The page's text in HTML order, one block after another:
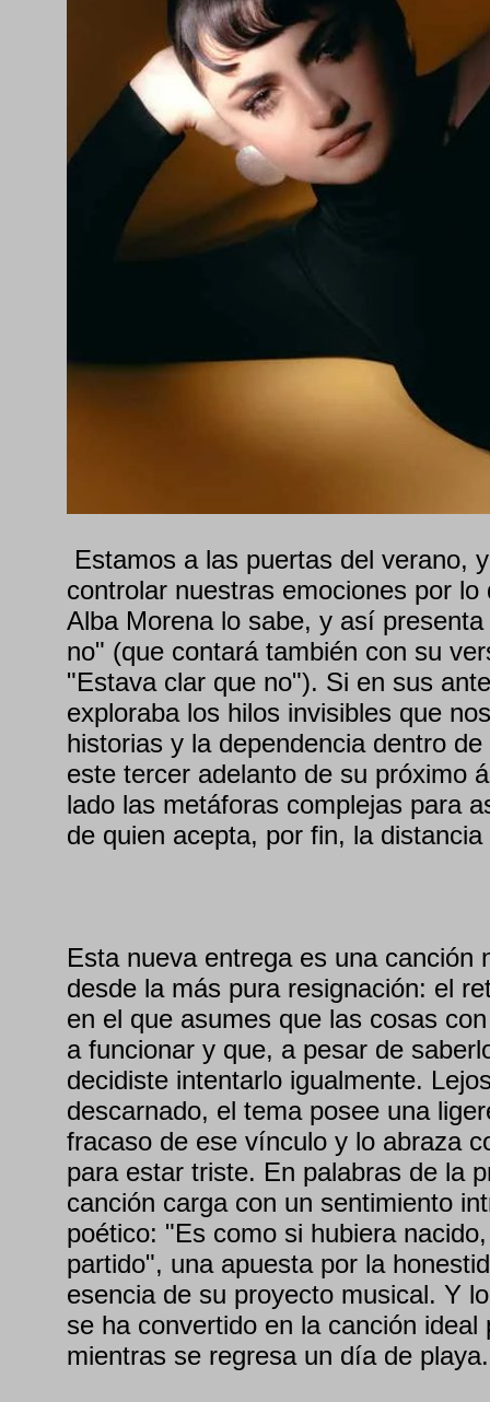
Estamos a las puertas del verano,
controlar nuestras emociones por lo
Alba Morena lo sabe, y así
no" (que contará también con su
"Estava clar que no"). Si en sus
exploraba los hilos invisibles que
historias y la dependencia dentro
este tercer adelanto de su próximo
lado las metáforas complejas para
de quien acepta, por fin, la
Esta nueva entrega es una canción
desde la más pura resignación: el
en el que asumes que las cosas
a funcionar y que, a pesar de
decidiste intentarlo igualmente.
descarnado, el tema posee una
fracaso de ese vínculo y lo abraza
para estar triste. En palabras de la
canción carga con un sentimiento
poético: "Es como si hubiera
partido", una apuesta por la
esencia de su proyecto musical. Y
se ha convertido en la canción ideal
mientras se regresa un día de playa.